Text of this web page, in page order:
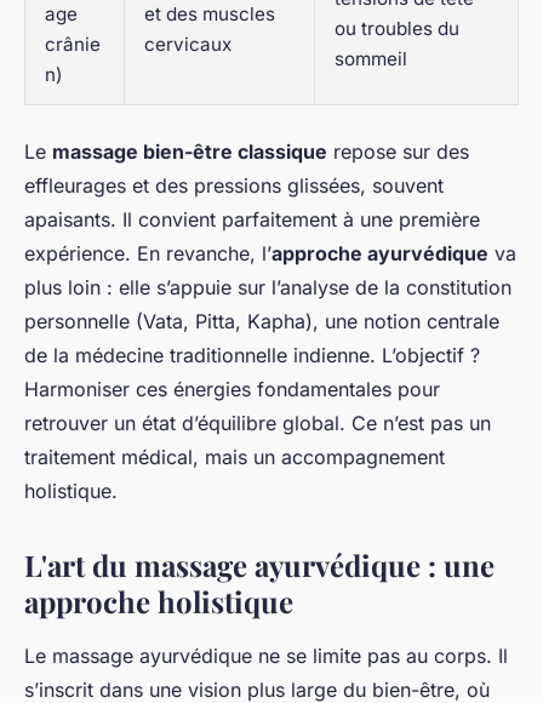
age
crânie
n)
et des muscles
cervicaux
ou troubles du
sommeil
Le massage bien-être classique repose sur des
effleurages et des pressions glissées, souvent
apaisants. Il convient parfaitement à une première
expérience. En revanche, l’approche ayurvédique va
plus loin : elle s’appuie sur l’analyse de la constitution
personnelle (Vata, Pitta, Kapha), une notion centrale
de la médecine traditionnelle indienne. L’objectif ?
Harmoniser ces énergies fondamentales pour
retrouver un état d’équilibre global. Ce n’est pas un
traitement médical, mais un accompagnement
holistique.
L'art du massage ayurvédique : une
approche holistique
Le massage ayurvédique ne se limite pas au corps. Il
s’inscrit dans une vision plus large du bien-être, où